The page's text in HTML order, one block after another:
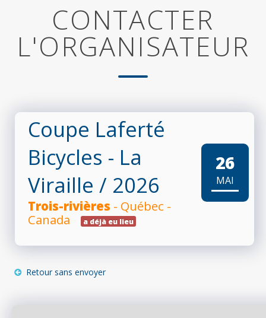
CONTACTER
L'ORGANISATEUR
Coupe Laferté
Bicycles - La
Viraille / 2026
Trois-rivières - Québec -
Canada
a déjà eu lieu
26
MAI
Retour sans envoyer